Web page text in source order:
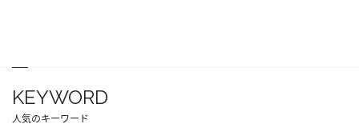
KEYWORD
人気のキーワード